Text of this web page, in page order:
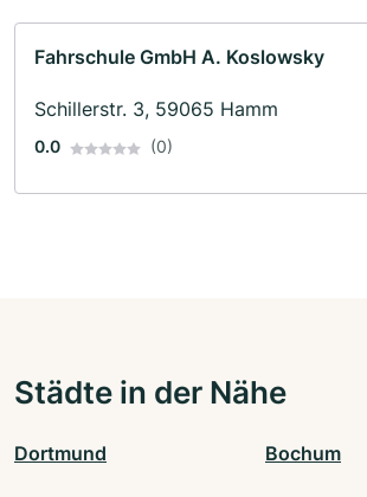
Fahrschule GmbH A. Koslowsky
Schillerstr. 3, 59065 Hamm
0.0 (0)
Städte in der Nähe
Dortmund Bochum